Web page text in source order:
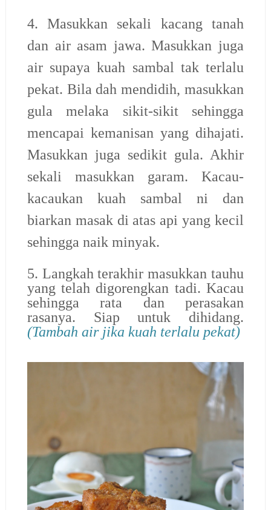
4. Masukkan sekali kacang tanah
dan air asam jawa. Masukkan juga
air supaya kuah sambal tak terlalu
pekat. Bila dah mendidih, masukkan
gula melaka sikit-sikit sehingga
mencapai kemanisan yang dihajati.
Masukkan juga sedikit gula. Akhir
sekali masukkan garam. Kacau-
kacaukan kuah sambal ni dan
biarkan masak di atas api yang kecil
sehingga naik minyak.
5. Langkah terakhir masukkan tauhu
yang telah digorengkan tadi. Kacau
sehingga rata dan perasakan
rasanya. Siap untuk dihidang.
(Tambah air jika kuah terlalu pekat)